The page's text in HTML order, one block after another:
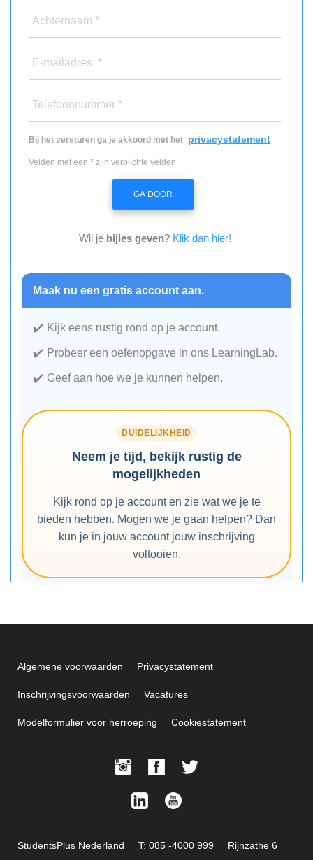
Achternaam *
E-mailadres *
Telefoonnummer *
Bij het versturen ga je akkoord met het privacystatement
Velden met een * zijn verplichte velden.
GA DOOR
Wil je bijles geven? Klik dan hier!
Maak nu een gratis account aan.
Kijk eens rustig rond op je account.
Probeer een oefenopgave in ons LearningLab.
Geef aan hoe we je kunnen helpen.
DUIDELIJKHEID
Neem je tijd, bekijk rustig de
mogelijkheden
Kijk rond op je account en zie wat we je te
bieden hebben. Mogen we je gaan helpen? Dan
kun je in jouw account jouw inschrijving
voltooien.
Algemene voorwaarden Privacystatement
Inschrijvingsvoorwaarden Vacatures
Modelformulier voor herroeping Cookiestatement
StudentsPlus Nederland T: 085 -4000 999 Rijnzathe 6